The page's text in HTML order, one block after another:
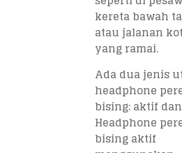
kereta bawah
atau jalanan
yang ramai.
Ada dua jenis
headphone
bising: aktif
Headphone
bising aktif